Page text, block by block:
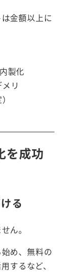
金額以上に
製化
リ
を成功
る
ん。
め、無料の
するなど、